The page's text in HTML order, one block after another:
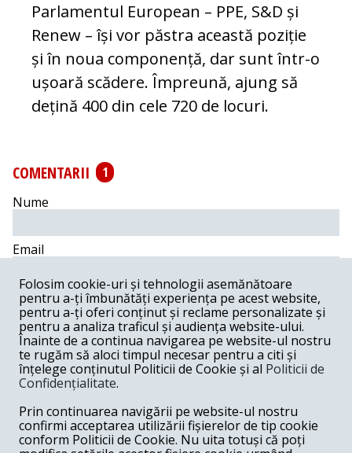
Parlamentul European – PPE, S&D și
Renew – își vor păstra această poziție
și în noua componență, dar sunt într-o
ușoară scădere. Împreună, ajung să
dețină 400 din cele 720 de locuri.
COMENTARII
1
Nume
Email
Comentariu
Postează comentariu
Ion -06-11-2024
Succesul dreptei franceze si nu numai, se datoreaza 80%
infractoarei Ursula von der Leyen si 20% coruptului
Folosim cookie-uri și tehnologii asemănătoare
pentru a-ți îmbunătăți experiența pe acest website,
pentru a-ți oferi conținut și reclame personalizate și
pentru a analiza traficul și audiența website-ului.
Înainte de a continua navigarea pe website-ul nostru
te rugăm să aloci timpul necesar pentru a citi și
înțelege conținutul Politicii de Cookie și al Politicii de
Confidențialitate.
Prin continuarea navigării pe website-ul nostru
confirmi acceptarea utilizării fișierelor de tip cookie
conform Politicii de Cookie. Nu uita totuși că poți